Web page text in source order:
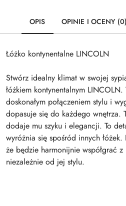
OPIS OPINIE I OCENY (0)
Łóżko kontynentalne LINCOLN
Stwórz idealny klimat w swojej
łóżkiem kontynentalnym
doskonałym połączeniem stylu i
dopasuje się do każdego wnętrza.
dodaje mu szyku i elegancji. To
wyróżnia się spośród innych
że będzie harmonijnie współgrać
niezależnie od jej stylu.